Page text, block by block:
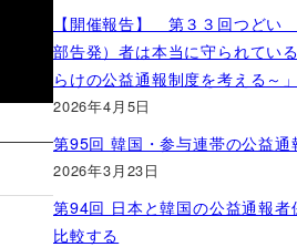
【開催報告】 第３３回つどい
部告発）者は本当に守られてい
らけの公益通報制度を考える～」
2026年4月5日
第95回 韓国・参与連帯の公益通
2026年3月23日
第94回 日本と韓国の公益通報者
比較する